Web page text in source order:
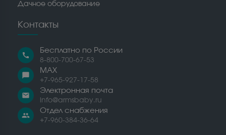
Дачное оборудование
Контакты
call
Бесплатно по России
8-800-700-67-53
chat_bubble
MAX
+7-965-927-17-58
email
Электронная почта
info@armsbaby.ru
people
Отдел снабжения
+7-960-384-36-64